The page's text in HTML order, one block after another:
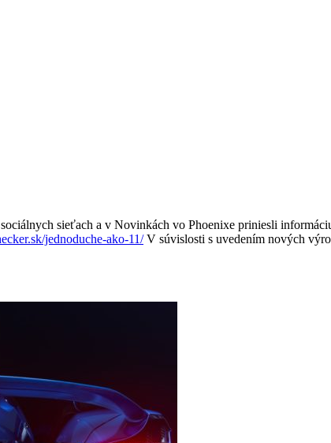
sieťach a v Novinkách vo Phoenixe priniesli
jednoduche-ako-11/V súvislosti s uvedením nových